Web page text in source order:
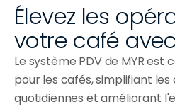
Élevez les
votre café avec
Le système PDV de MYR
pour les cafés, simplifiant
quotidiennes et améliorant